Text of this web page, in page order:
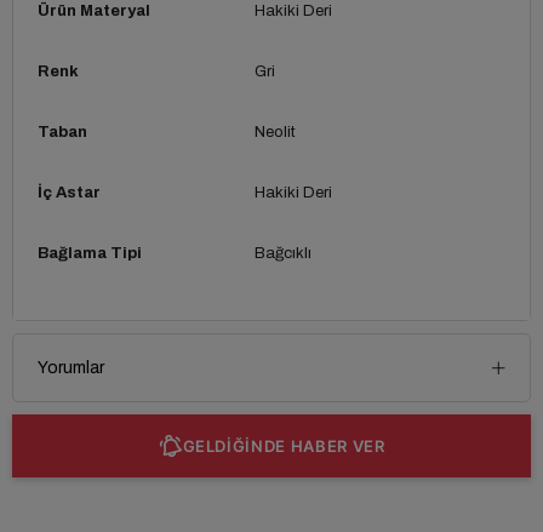
Ürün Materyal Hakiki Deri
Renk Gri
Taban Neolit
İç Astar Hakiki Deri
Bağlama Tipi Bağcıklı
Yorumlar
GELDİĞİNDE HABER VER